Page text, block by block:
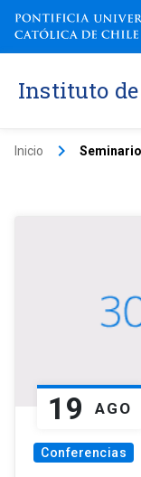
Instituto
Inicio keyboard_arrow_right
19 AGO
Conferencias